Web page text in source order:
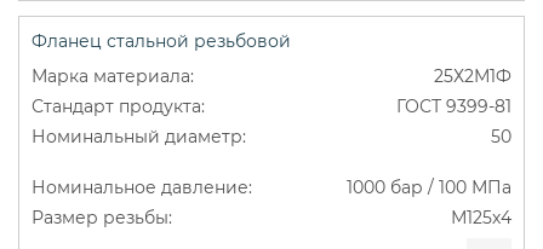
Фланец стальной резьбовой
25Х2М1Ф
ГОСТ 9399-81
50
1000 бар / 100 МПа
М125х4